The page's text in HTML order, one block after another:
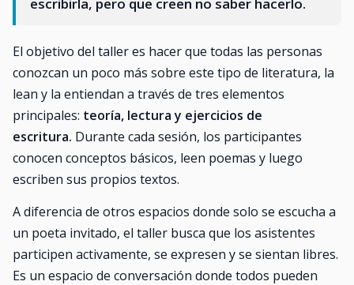
El objetivo del taller es hacer que todas las personas
conozcan un poco más sobre este tipo de literatura, la
lean y la entiendan a través de tres elementos
principales: teoría, lectura y ejercicios de
escritura. Durante cada sesión, los participantes
conocen conceptos básicos, leen poemas y luego
escriben sus propios textos.
A diferencia de otros espacios donde solo se escucha a
un poeta invitado, el taller busca que los asistentes
participen activamente, se expresen y se sientan libres.
Es un espacio de conversación donde todos pueden